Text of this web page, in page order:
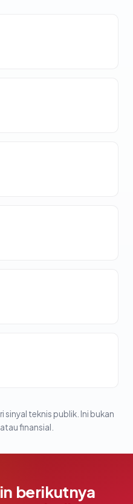
teknis publik. Ini bukan
finansial.
berikutnya